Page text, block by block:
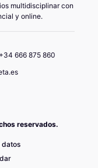
multidisciplinar con
y online.
666 875 860
reservados.
datos